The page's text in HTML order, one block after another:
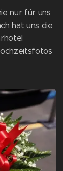
nur für uns
hat uns die